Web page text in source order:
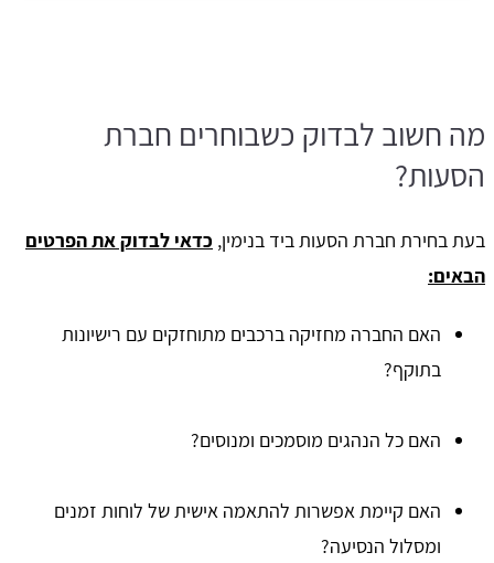
מה חשוב לבדוק כשבוחרים חברת
הסעות?
בעת בחירת חברת הסעות ביד בנימין, כדאי לבדוק את הפרטים
הבאים:
האם החברה מחזיקה ברכבים מתוחזקים עם רישיונות
בתוקף?
האם כל הנהגים מוסמכים ומנוסים?
האם קיימת אפשרות להתאמה אישית של לוחות זמנים
ומסלול הנסיעה?